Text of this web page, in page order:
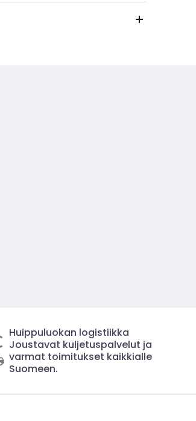
Huippuluokan logistiikka
Joustavat kuljetuspalvelut ja
varmat toimitukset kaikkialle
Suomeen.